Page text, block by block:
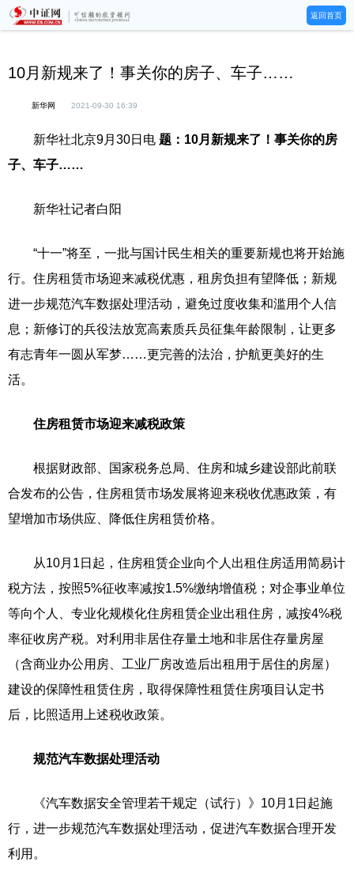
返回首页
10月新规来了！事关你的房子、车子……
新华网 2021-09-30 16:39
新华社北京9月30日电 题：10月新规来了！事关你的房
子、车子……
新华社记者白阳
“十一”将至，一批与国计民生相关的重要新规也将开始施
行。住房租赁市场迎来减税优惠，租房负担有望降低；新规
进一步规范汽车数据处理活动，避免过度收集和滥用个人信
息；新修订的兵役法放宽高素质兵员征集年龄限制，让更多
有志青年一圆从军梦……更完善的法治，护航更美好的生
活。
住房租赁市场迎来减税政策
根据财政部、国家税务总局、住房和城乡建设部此前联
合发布的公告，住房租赁市场发展将迎来税收优惠政策，有
望增加市场供应、降低住房租赁价格。
从10月1日起，住房租赁企业向个人出租住房适用简易计
税方法，按照5%征收率减按1.5%缴纳增值税；对企事业单位
等向个人、专业化规模化住房租赁企业出租住房，减按4%税
率征收房产税。对利用非居住存量土地和非居住存量房屋
（含商业办公用房、工业厂房改造后出租用于居住的房屋）
建设的保障性租赁住房，取得保障性租赁住房项目认定书
后，比照适用上述税收政策。
规范汽车数据处理活动
《汽车数据安全管理若干规定（试行）》10月1日起施
行，进一步规范汽车数据处理活动，促进汽车数据合理开发
利用。